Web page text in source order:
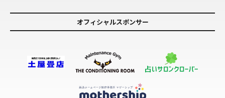
オフィシャルスポンサー